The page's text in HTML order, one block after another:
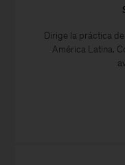
Dirige la práctica
América Latina.